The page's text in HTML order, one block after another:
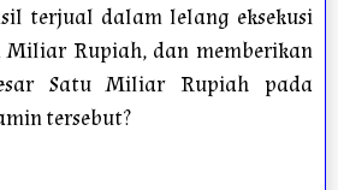
terjual dalam lelang eksekusi
Miliar Rupiah, dan memberikan
Satu Miliar Rupiah pada
tersebut?